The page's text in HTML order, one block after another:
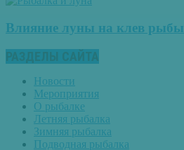
Влияние луны на клев рыбы
РАЗДЕЛЫ САЙТА
Новости
Мероприятия
О рыбалке
Летняя рыбалка
Зимняя рыбалка
Подводная рыбалка